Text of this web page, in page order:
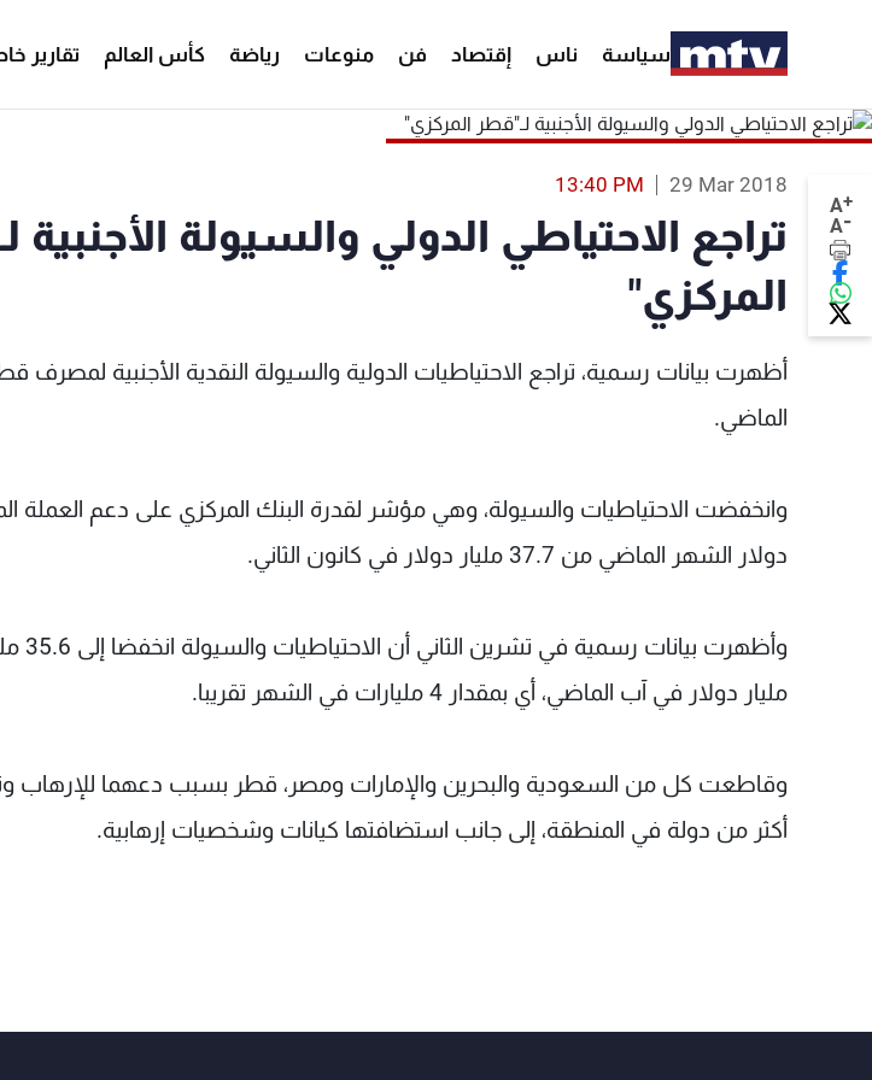
سياسة ناس إقتصاد فن منوعات رياضة كأس العالم تقارير
A+
A-
29 Mar 2018
13:40 PM
تراجع الاحتياطي الدولي والسيولة الأجنبية
المركزي"
أظهرت بيانات رسمية، تراجع الاحتياطيات الدولية والسيولة النقدية الأجنبية لمصرف
الماضي.
دولار الشهر الماضي من 37.7 مليار دولار في كانون الثاني.
مليار دولار في آب الماضي، أي بمقدار 4 مليارات في الشهر تقريبا.
وقاطعت كل من السعودية والبحرين والإمارات ومصر، قطر بسبب دعهما للإرهاب
أكثر من دولة في المنطقة، إلى جانب استضافتها كيانات وشخصيات إرهابية.